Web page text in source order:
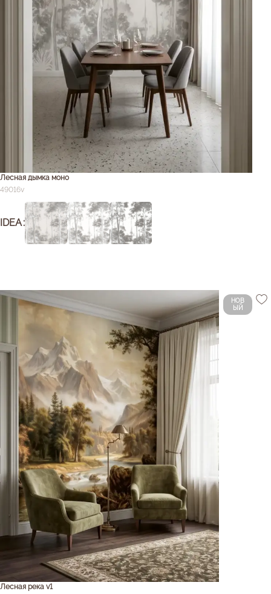
Лесная дымка моно
49016v
IDEA
НОВ
ЫЙ
Лесная река v1